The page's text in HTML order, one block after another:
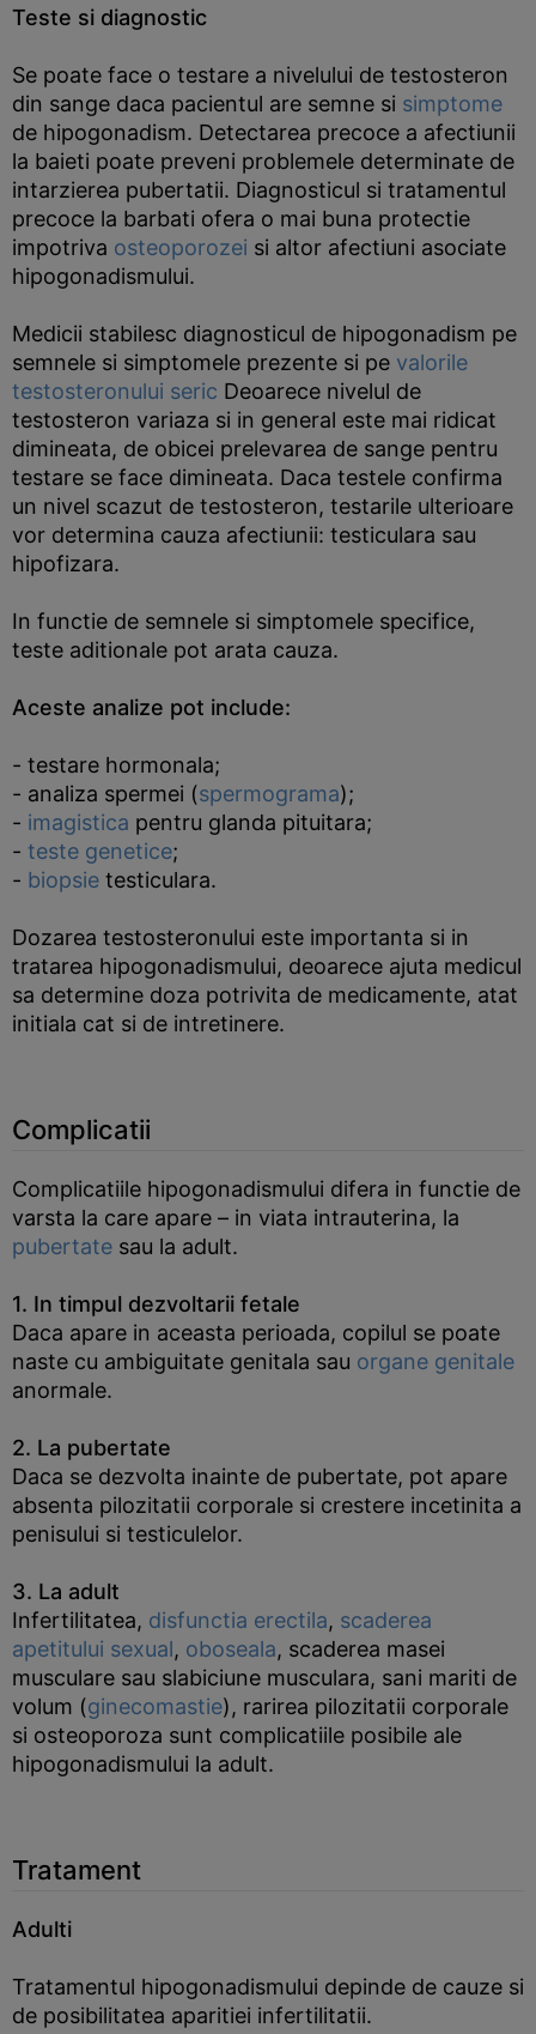
Teste si diagnostic
Se poate face o testare a nivelului de testosteron
din sange daca pacientul are semne si simptome
de hipogonadism. Detectarea precoce a afectiunii
la baieti poate preveni problemele determinate de
intarzierea pubertatii. Diagnosticul si tratamentul
precoce la barbati ofera o mai buna protectie
impotriva osteoporozei si altor afectiuni asociate
hipogonadismului.
Medicii stabilesc diagnosticul de hipogonadism pe
semnele si simptomele prezente si pe valorile
testosteronului seric Deoarece nivelul de
testosteron variaza si in general este mai ridicat
dimineata, de obicei prelevarea de sange pentru
testare se face dimineata. Daca testele confirma
un nivel scazut de testosteron, testarile ulterioare
vor determina cauza afectiunii: testiculara sau
hipofizara.
In functie de semnele si simptomele specifice,
teste aditionale pot arata cauza.
Aceste analize pot include:
- testare hormonala;
- analiza spermei (spermograma);
- imagistica pentru glanda pituitara;
- teste genetice;
- biopsie testiculara.
Dozarea testosteronului este importanta si in
tratarea hipogonadismului, deoarece ajuta medicul
sa determine doza potrivita de medicamente, atat
initiala cat si de intretinere.
Complicatii
Complicatiile hipogonadismului difera in functie de
varsta la care apare – in viata intrauterina, la
pubertate sau la adult.
1. In timpul dezvoltarii fetale
Daca apare in aceasta perioada, copilul se poate
naste cu ambiguitate genitala sau organe genitale
anormale.
2. La pubertate
Daca se dezvolta inainte de pubertate, pot apare
absenta pilozitatii corporale si crestere incetinita a
penisului si testiculelor.
3. La adult
Infertilitatea, disfunctia erectila, scaderea
apetitului sexual, oboseala, scaderea masei
musculare sau slabiciune musculara, sani mariti de
volum (ginecomastie), rarirea pilozitatii corporale
si osteoporoza sunt complicatiile posibile ale
hipogonadismului la adult.
Tratament
Adulti
Tratamentul hipogonadismului depinde de cauze si
de posibilitatea aparitiei infertilitatii.